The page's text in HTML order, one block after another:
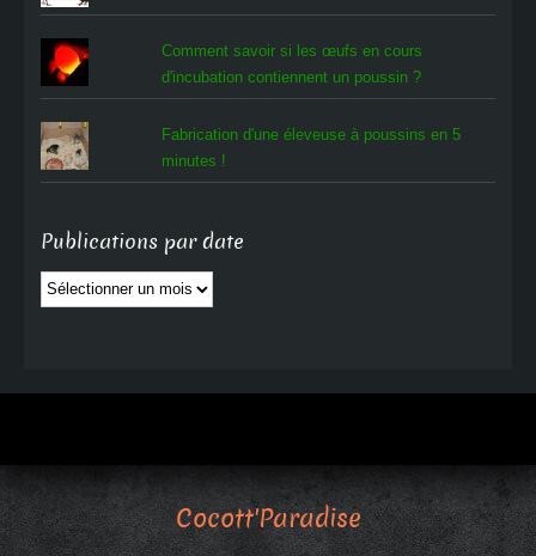
Comment savoir si les œufs en cours
d'incubation contiennent un poussin ?
Fabrication d'une éleveuse à poussins en 5
minutes !
Publications par date
Publications
par
Cocott'Paradise